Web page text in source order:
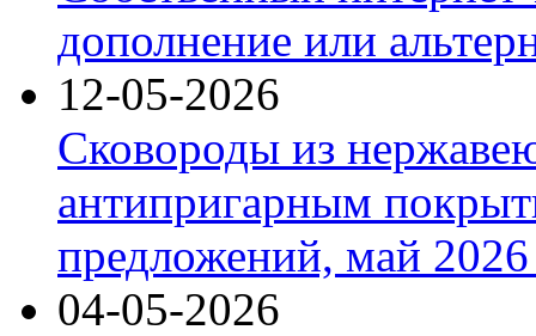
дополнение или
12-05-2026
Сковороды из
антипригарным
предложений, май 2026
04-05-2026